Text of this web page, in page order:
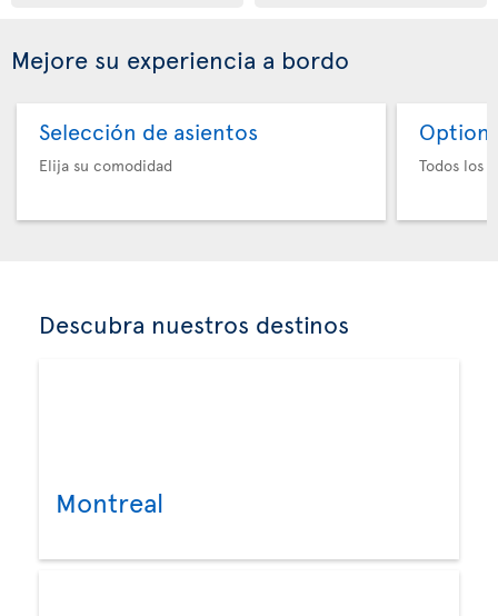
Mejore su experiencia a bordo
Selección de asientos
Elija su comodidad
Option
Todos los
Descubra nuestros destinos
Montreal